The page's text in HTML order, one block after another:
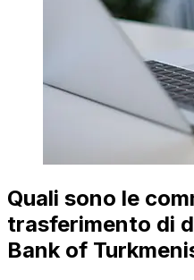
Quali sono le
trasferimento di
Bank of